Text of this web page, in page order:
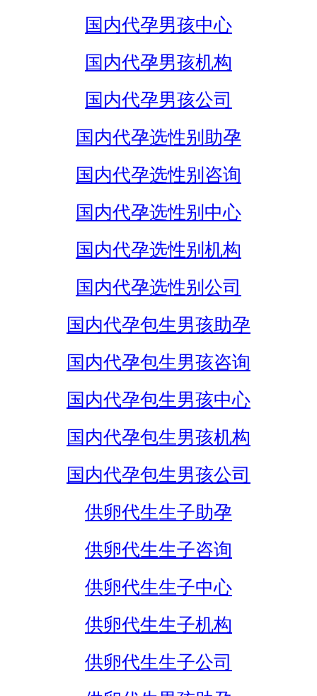
国内代孕男孩中心
国内代孕男孩机构
国内代孕男孩公司
国内代孕选性别助孕
国内代孕选性别咨询
国内代孕选性别中心
国内代孕选性别机构
国内代孕选性别公司
国内代孕包生男孩助孕
国内代孕包生男孩咨询
国内代孕包生男孩中心
国内代孕包生男孩机构
国内代孕包生男孩公司
供卵代生生子助孕
供卵代生生子咨询
供卵代生生子中心
供卵代生生子机构
供卵代生生子公司